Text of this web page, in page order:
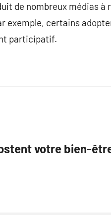
de nombreux médias
exemple, certains
participatif.
votre bien-